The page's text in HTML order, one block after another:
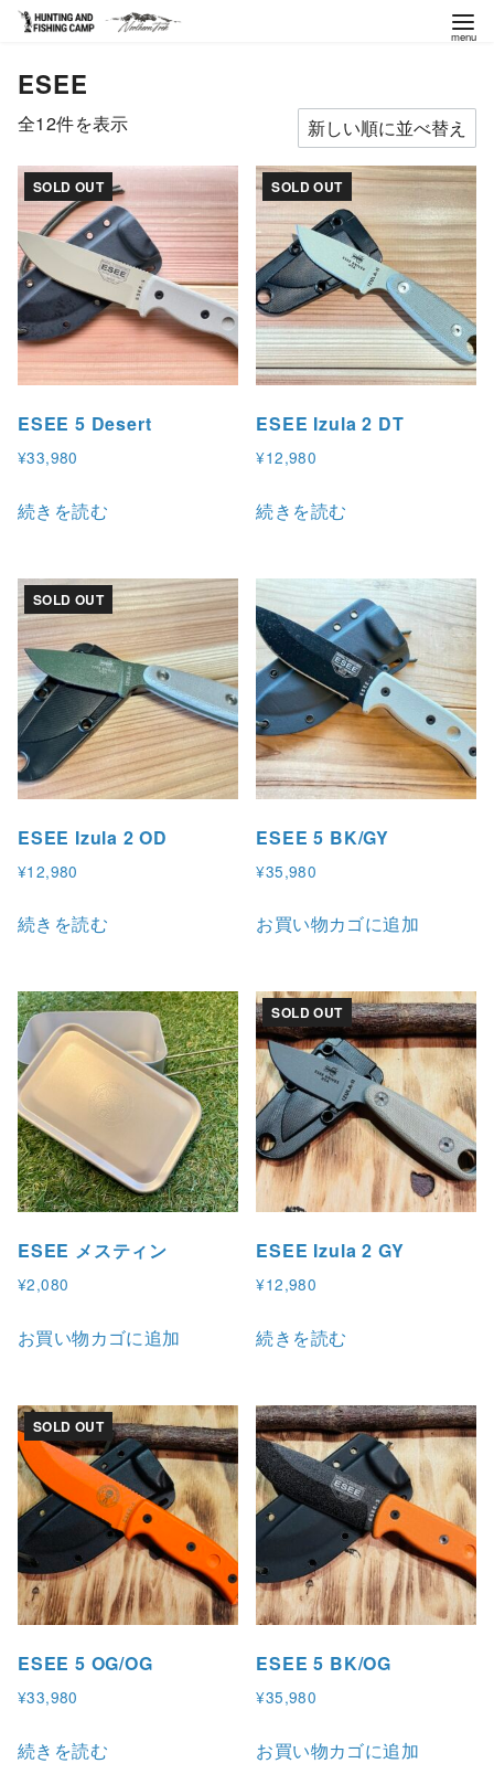
ESEE
全12件を表示新
い
順
SOLD OUT
ESEE 5 Desert
¥33,980
続きを読む
SOLD OUT
ESEE Izula 2 DT
¥12,980
続きを読む
SOLD OUT
ESEE Izula 2 OD
¥12,980
続きを読む
ESEE 5 BK/GY
¥35,980
お買い物カゴに追加
ESEE メスティン
¥2,080
お買い物カゴに追加
SOLD OUT
ESEE Izula 2 GY
¥12,980
続きを読む
SOLD OUT
ESEE 5 OG/OG
¥33,980
続きを読む
ESEE 5 BK/OG
¥35,980
お買い物カゴに追加